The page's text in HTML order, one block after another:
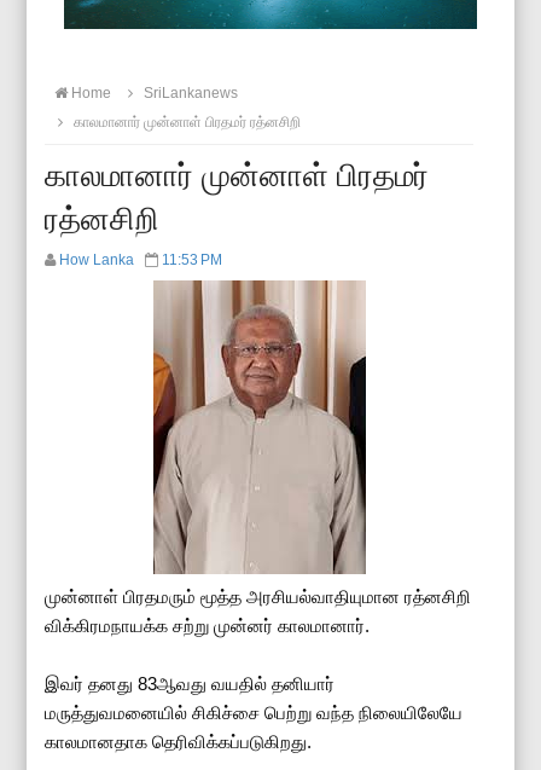
Home
SriLankanews
காலமானார் முன்னாள் பிரதமர் ரத்னசிறி
காலமானார் முன்னாள் பிரதமர்
ரத்னசிறி
How Lanka 11:53 PM
முன்னாள் பிரதமரும் மூத்த அரசியல்வாதியுமான ரத்னசிறி
விக்கிரமநாயக்க சற்று முன்னர் காலமானார்.
இவர் தனது 83ஆவது வயதில் தனியார்
மருத்துவமனையில் சிகிச்சை பெற்று வந்த நிலையிலேயே
காலமானதாக தெரிவிக்கப்படுகிறது.